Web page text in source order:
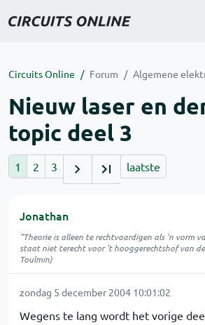
Circuits Online Forum Algemene
Nieuw laser en
topic deel 3
1 2 3 laatste
Jonathan
"Theorie is alleen te rechtvaardigen als 'n vorm
staat niet terecht voor 't hooggerechtshof van
Toulmin)
zondag 5 december 2004 10:01:02
Wegens te lang wordt het vorige